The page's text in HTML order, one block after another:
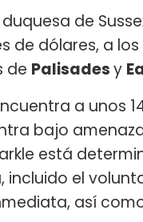
duquesa de
de dólares, a
de Palisadesy
a unos
bajo
está
incluido el
así